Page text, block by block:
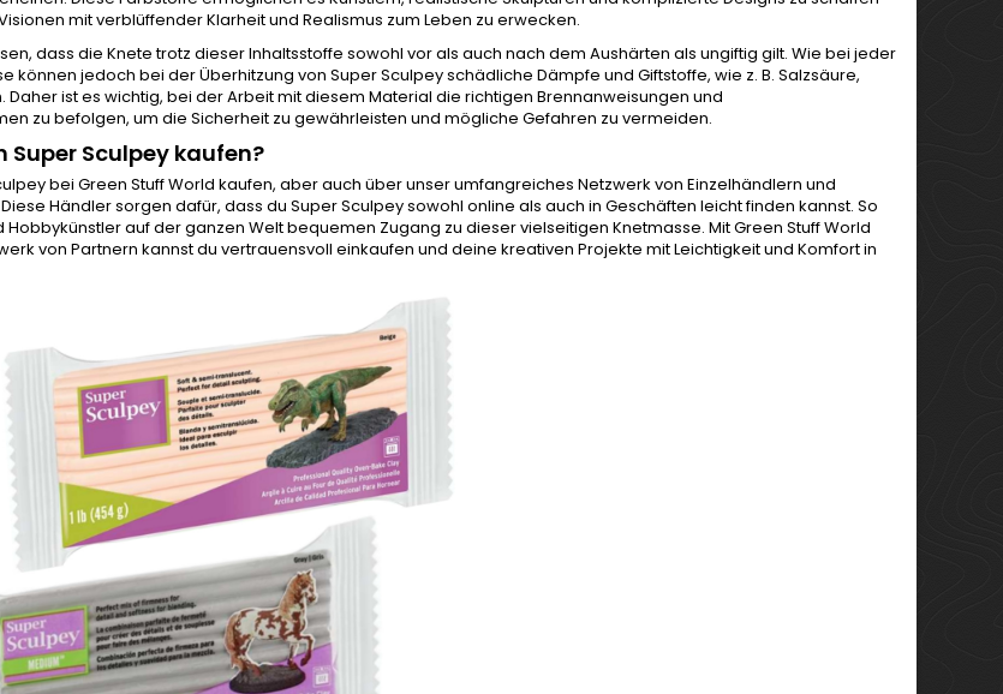
mit verblüffender Klarheit und Realismus zum Leben zu erwecken.
dass die Knete trotz dieser Inhaltsstoffe sowohl vor als auch nach dem Aushärten als ungiftig gilt. Wie bei jeder
können jedoch bei der Überhitzung von Super Sculpey schädliche Dämpfe und Giftstoffe, wie z. B. Salzsäure,
ist es wichtig, bei der Arbeit mit diesem Material die richtigen Brennanweisungen und
zu befolgen, um die Sicherheit zu gewährleisten und mögliche Gefahren zu vermeiden.
Super Sculpey kaufen?
bei Green Stuff World kaufen, aber auch über unser umfangreiches Netzwerk von Einzelhändlern und
Händler sorgen dafür, dass du Super Sculpey sowohl online als auch in Geschäften leicht finden kannst. So
Hobbykünstler auf der ganzen Welt bequemen Zugang zu dieser vielseitigen Knetmasse. Mit Green Stuff World
von Partnern kannst du vertrauensvoll einkaufen und deine kreativen Projekte mit Leichtigkeit und Komfort in